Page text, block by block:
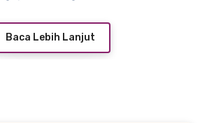
Baca Lebih Lanjut